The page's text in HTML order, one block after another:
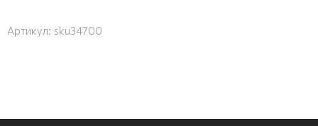
Артикул: sku34700